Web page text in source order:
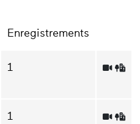
Enregistrements
1
1